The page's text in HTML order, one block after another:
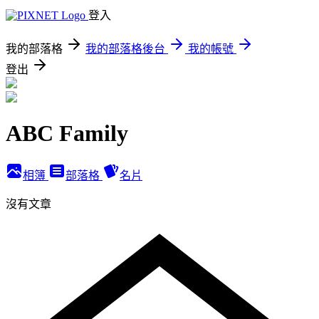
登入
我的部落格 我的部落格後台
我的帳號
登出
ABC Family
相簿 部落格 名片
沒有文章